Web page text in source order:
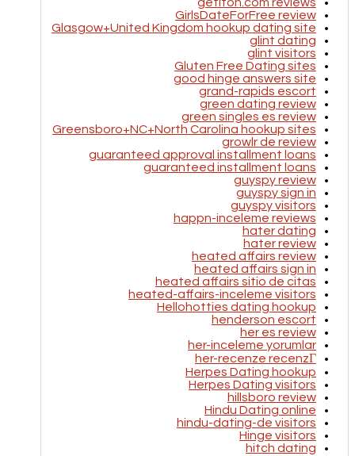
GirlsDateForFree review
Glasgow+United Kingdom hookup dating site
glint dating
glint visitors
Gluten Free Dating sites
good hinge answers site
grand-rapids escort
green dating review
green singles es review
Greensboro+NC+North Carolina hookup sites
growlr de review
guaranteed approval installment loans
guaranteed installment loans
guyspy review
guyspy sign in
guyspy visitors
happn-inceleme reviews
hater dating
hater review
heated affairs review
heated affairs sign in
heated affairs sitio de citas
heated-affairs-inceleme visitors
Hellohotties dating hookup
henderson escort
her es review
her-inceleme yorumlar
her-recenze recenzГ­
Herpes Dating hookup
Herpes Dating visitors
hillsboro review
Hindu Dating online
hindu-dating-de visitors
Hinge visitors
hitch dating